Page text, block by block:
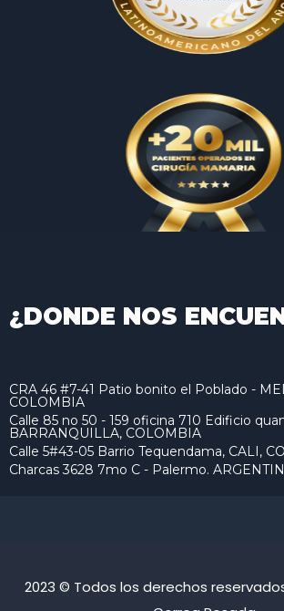
¿DONDE NOS
CRA 46 #7-41 Patio bonito el Poblado -
COLOMBIA
Calle 85 no 50 - 159 oficina 710 Edificio
BARRANQUILLA, COLOMBIA
Calle 5#43-05 Barrio Tequendama, CALI,
Charcas 3628 7mo C - Palermo.
2023 © Todos los derechos